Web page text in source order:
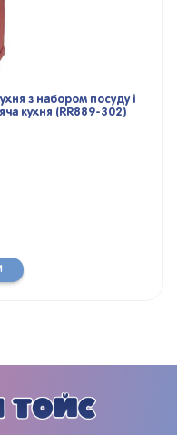
з набором посуду і
кухня (RR889-302)